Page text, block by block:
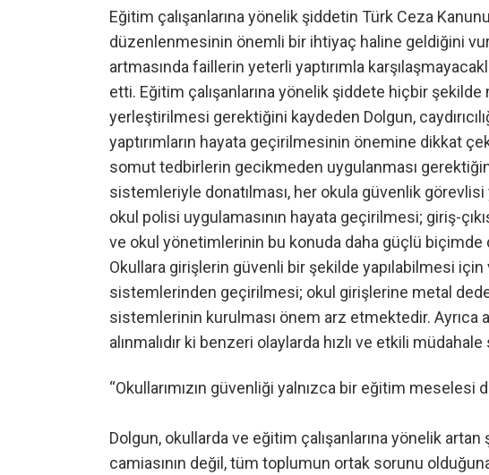
Eğitim çalışanlarına yönelik şiddetin Türk Ceza
düzenlenmesinin önemli bir ihtiyaç haline geldiğini
artmasında faillerin yeterli yaptırımla
etti. Eğitim çalışanlarına yönelik şiddete hiçbir
yerleştirilmesi gerektiğini kaydeden Dolgun,
yaptırımların hayata geçirilmesinin önemine dikkat
somut tedbirlerin gecikmeden uygulanması
sistemleriyle donatılması, her okula güvenlik
okul polisi uygulamasının hayata geçirilmesi; giriş-
ve okul yönetimlerinin bu konuda daha güçlü
Okullara girişlerin güvenli bir şekilde yapılabilmesi
sistemlerinden geçirilmesi; okul girişlerine metal
sistemlerinin kurulması önem arz etmektedir. Ayrıca
alınmalıdır ki benzeri olaylarda hızlı ve etkili
“Okullarımızın güvenliği yalnızca bir eğitim
Dolgun, okullarda ve eğitim çalışanlarına yönelik artan
camiasının değil, tüm toplumun ortak sorunu